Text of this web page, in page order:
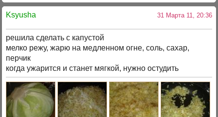
Ksyusha 31 Марта 11, 20:36
решила сделать с капустой
мелко режу, жарю на медленном огне, соль, сахар,
перчик
когда ужарится и станет мягкой, нужно остудить